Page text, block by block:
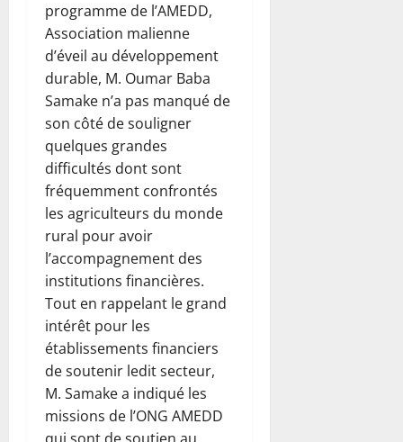
programme de l’AMEDD,
Association malienne
d’éveil au développement
durable, M. Oumar Baba
Samake n’a pas manqué de
son côté de souligner
quelques grandes
difficultés dont sont
fréquemment confrontés
les agriculteurs du monde
rural pour avoir
l’accompagnement des
institutions financières.
Tout en rappelant le grand
intérêt pour les
établissements financiers
de soutenir ledit secteur,
M. Samake a indiqué les
missions de l’ONG AMEDD